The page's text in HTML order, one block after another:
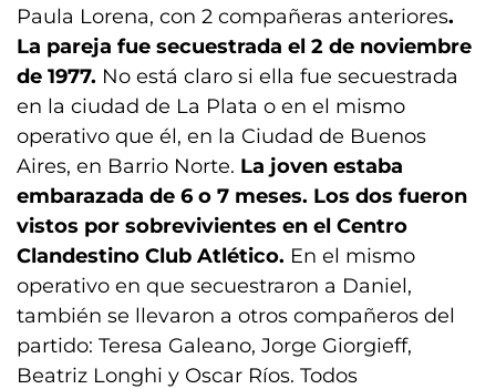
Paula Lorena, con 2 compañeras anteriores.
La pareja fue secuestrada el 2 de noviembre
de 1977. No está claro si ella fue secuestrada
en la ciudad de La Plata o en el mismo
operativo que él, en la Ciudad de Buenos
Aires, en Barrio Norte. La joven estaba
embarazada de 6 o 7 meses. Los dos fueron
vistos por sobrevivientes en el Centro
Clandestino Club Atlético. En el mismo
operativo en que secuestraron a Daniel,
también se llevaron a otros compañeros del
partido: Teresa Galeano, Jorge Giorgieff,
Beatriz Longhi y Oscar Ríos. Todos